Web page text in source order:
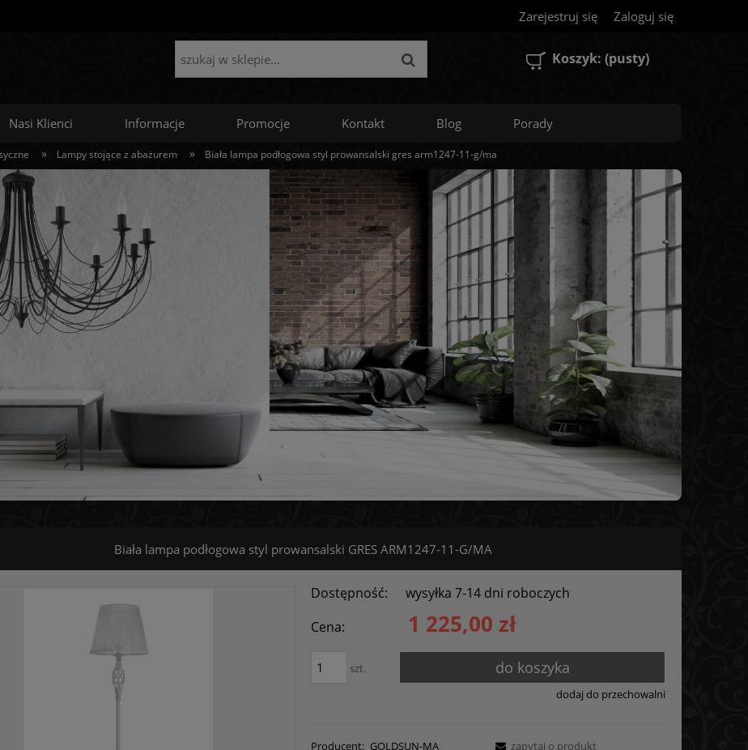
Zarejestruj się Zaloguj się
Koszyk: (pusty)
Nasi Klienci Informacje Promocje Kontakt Blog Porady
» Lampy stojące z abażurem » Biała lampa podłogowa styl prowansalski gres arm1247-11-g/ma
Biała lampa podłogowa styl prowansalski GRES ARM1247-11-G/MA
Dostępność:
wysyłka 7-14 dni roboczych
Cena:
1 225,00 zł
szt. do koszyka
dodaj do przechowalni
Producent: GOLDSUN-MA
zapytaj o produkt